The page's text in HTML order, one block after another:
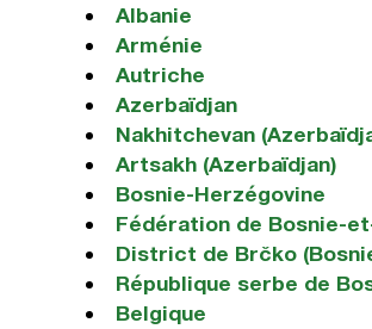
Albanie
Arménie
Autriche
Azerbaïdjan
Nakhitchevan
Artsakh (Azerbaïdjan)
Bosnie-Herzégovine
Fédération de Bosnie-
District de Brčko
République serbe de
Belgique